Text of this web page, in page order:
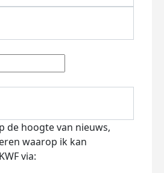
de hoogte van nieuws,
waarop ik kan
via: